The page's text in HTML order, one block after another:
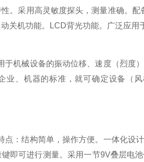
。采用高灵敏度探头，测量准确。
关机功能。LCD背光功能。广泛应用
于机械设备的振动位移、速度（烈度
业、机器的标准，就可确定设备（
点：结构简单，操作方便。一体化设
即可进行测量。采用一节9V叠层电